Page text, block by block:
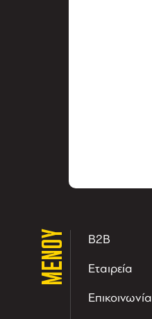
ΜΕΝΟΥ B2B
Εταιρεία
Επικοινωνία